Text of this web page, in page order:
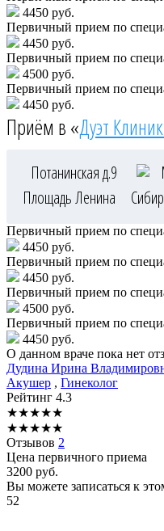
4450 руб.
Первичный прием по
4450 руб.
Первичный прием по
4500 руб.
Первичный прием по
4450 руб.
Приём в «Дуэт
Потанинская д.9
Площадь Ленина
Первичный прием по
4450 руб.
Первичный прием по
4450 руб.
Первичный прием по
4500 руб.
Первичный прием по
4450 руб.
О данном враче пока нет
Дудина Ирина
Акушер , Гинеколог
Рейтинг 4.3
★★★★★
★★★★★
Отзывов 2
Цена первичного приема
3200 руб.
Вы можете записаться к
52